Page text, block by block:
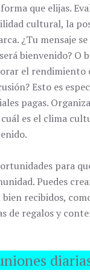
que elijas.
cultural, la
¿Tu mensaje
bienvenido? O
el rendimiento
Esto es
pagas.
es el clima
para
Puedes
bien recibidos,
de regalos y